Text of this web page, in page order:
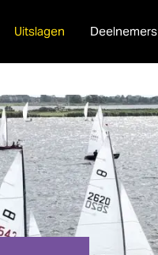
Uitslagen Deelnemers